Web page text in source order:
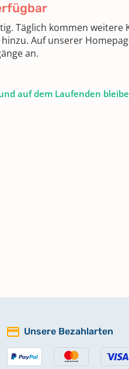
Täglich kommen weitere
Auf unserer
an.
auf dem Laufenden
Unsere Bezahlarten